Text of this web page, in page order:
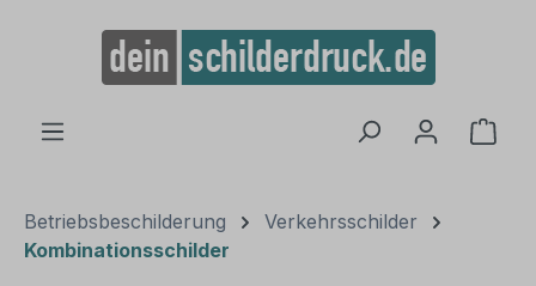
springen
Betriebsbeschilderung
Verkehrsschilder
Kombinationsschilder